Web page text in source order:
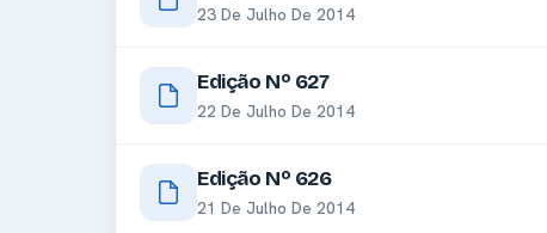
23 De Julho De 2014
Edição Nº 627
22 De Julho De 2014
Edição Nº 626
21 De Julho De 2014